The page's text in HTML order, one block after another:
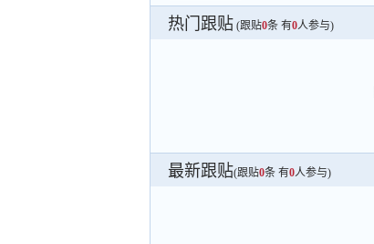
热门跟贴 (跟贴0条 有0人参与)
最新跟贴(跟贴0条 有0人参与)